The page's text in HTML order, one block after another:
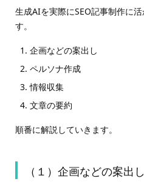
生成AIを実際にSEO記事制作に
す。
企画などの案出し
ペルソナ作成
情報収集
文章の要約
順番に解説していきます。
（１）企画などの案出し